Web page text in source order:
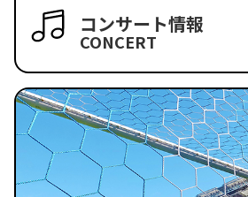
コンサート情報
CONCERT